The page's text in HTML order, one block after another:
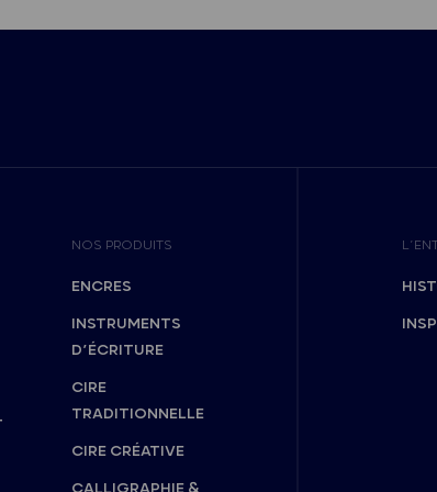
NOS PRODUITS
ENCRES
INSTRUMENTS
D’ÉCRITURE
CIRE
TRADITIONNELLE
CIRE CRÉATIVE